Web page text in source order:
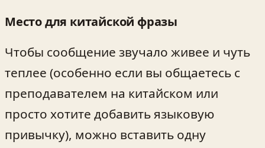
Место для китайской фразы
Чтобы сообщение звучало живее и чуть
теплее (особенно если вы общаетесь с
преподавателем на китайском или
просто хотите добавить языковую
привычку), можно вставить одну